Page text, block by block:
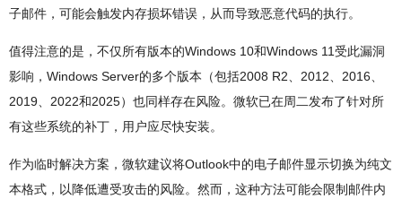
子邮件，可能会触发内存损坏错误，从而导致恶意代码的执行。
值得注意的是，不仅所有版本的Windows 10和Windows 11受此漏洞
影响，Windows Server的多个版本（包括2008 R2、2012、2016、
2019、2022和2025）也同样存在风险。微软已在周二发布了针对所
有这些系统的补丁，用户应尽快安装。
作为临时解决方案，微软建议将Outlook中的电子邮件显示切换为纯文
本格式，以降低遭受攻击的风险。然而，这种方法可能会限制邮件内